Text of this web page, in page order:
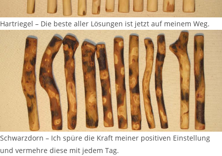
Hartriegel – Die beste aller Lösungen ist jetzt auf meinem Weg.
Schwarzdorn – Ich spüre die Kraft meiner positiven Einstellung
und vermehre diese mit jedem Tag.